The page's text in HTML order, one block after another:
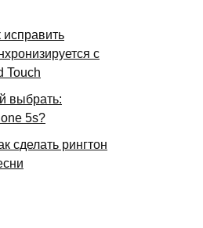
исправить
с
Touch
выбрать:
5s?
сделать рингтон